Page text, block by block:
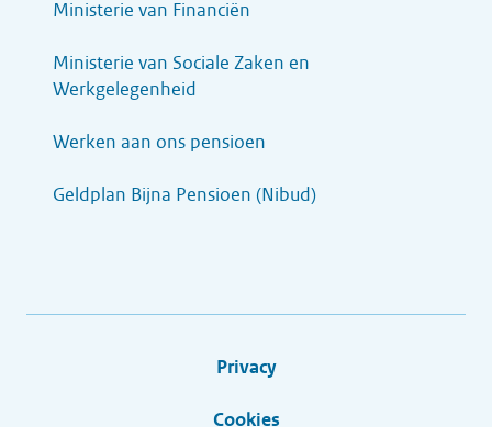
Ministerie van Financiën
Ministerie van Sociale Zaken en
Werkgelegenheid
Werken aan ons pensioen
Geldplan Bijna Pensioen (Nibud)
Privacy
Cookies